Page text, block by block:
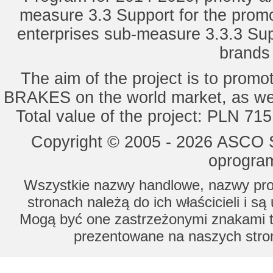
measure 3.3 Support for the
enterprises sub-measure 3.3.3
The aim of the project is to
BRAKES on the world market, as
Total value of the project: PLN
Copyright © 2005 - 2026
Wszystkie nazwy handlowe, nazwy
stronach należą do ich właścicieli i
Mogą być one zastrzeżonymi znakami
prezentowane na naszych